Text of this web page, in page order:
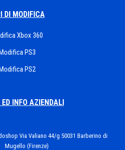
DI MODIFICA
Xbox 360
PS3
PS2
INFO AZIENDALI
Via Valiano 44/g 50031 Barberino di
Mugello (Firenze)